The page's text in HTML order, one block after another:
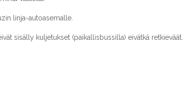
linja-autoasemalle.
sisälly kuljetukset (paikallisbussilla) eivätkä retkieväät.